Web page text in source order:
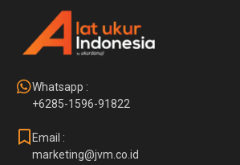
Whatsapp :
+6285-1596-91822
Email :
marketing@jvm.co.id